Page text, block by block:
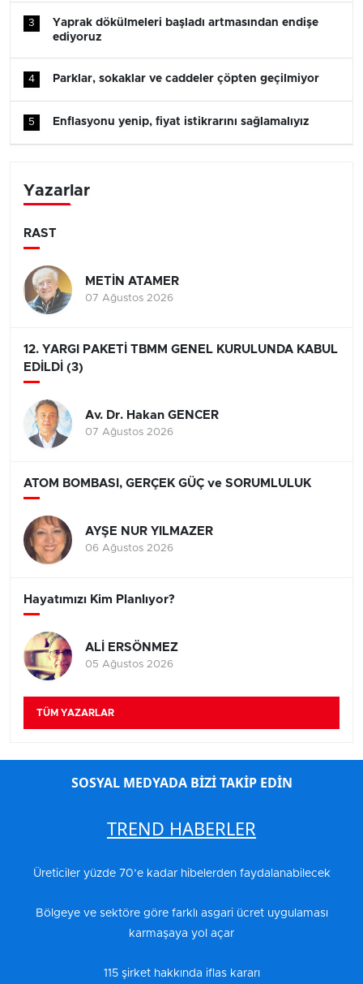
3
Yaprak dökülmeleri başladı artmasından endişe
ediyoruz
4 Parklar, sokaklar ve caddeler çöpten geçilmiyor
5 Enflasyonu yenip, fiyat istikrarını sağlamalıyız
Yazarlar
RAST
METİN ATAMER
07 Ağustos 2026
12. YARGI PAKETİ TBMM GENEL KURULUNDA KABUL
EDİLDİ (3)
Av. Dr. Hakan GENCER
07 Ağustos 2026
ATOM BOMBASI, GERÇEK GÜÇ ve SORUMLULUK
AYŞE NUR YILMAZER
06 Ağustos 2026
Hayatımızı Kim Planlıyor?
ALİ ERSÖNMEZ
05 Ağustos 2026
TÜM YAZARLAR
SOSYAL MEDYADA BİZİ TAKİP EDİN
TREND HABERLER
Üreticiler yüzde 70’e kadar hibelerden faydalanabilecek
Bölgeye ve sektöre göre farklı asgari ücret uygulaması
karmaşaya yol açar
115 şirket hakkında iflas kararı